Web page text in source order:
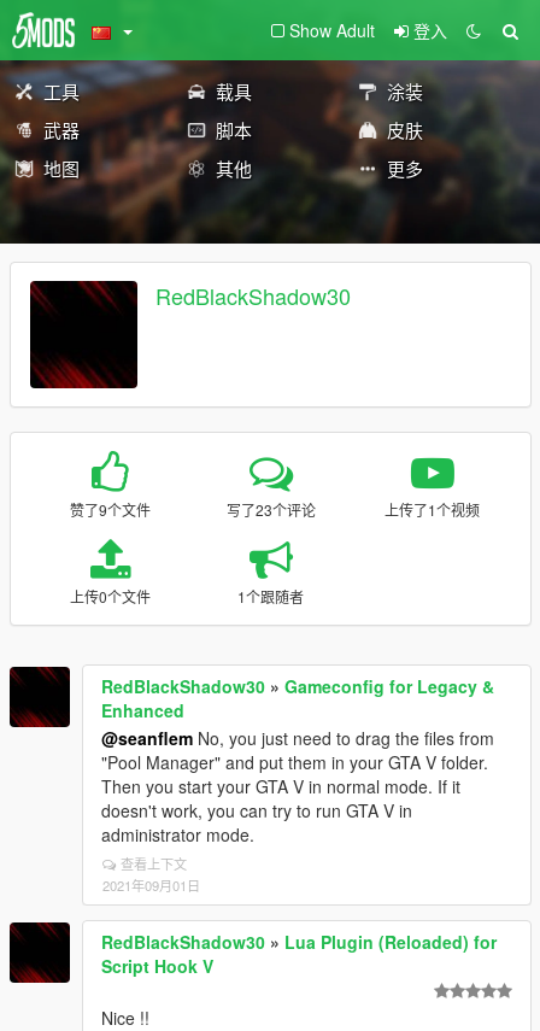
Show Adult 登入
工具 载具
涂装
武器
脚本
皮肤
地图
其他 更多
RedBlackShadow30
赞了9个文件 写了23个评论 上传了1个视频
上传0个文件 1个跟随者
RedBlackShadow30 » Gameconfig for Legacy &
Enhanced
@seanflem No, you just need to drag the files from
"Pool Manager" and put them in your GTA V folder.
Then you start your GTA V in normal mode. If it
doesn't work, you can try to run GTA V in
administrator mode.
查看上下文
2021年09月01日
RedBlackShadow30 » Lua Plugin (Reloaded) for
Script Hook V
Nice !!